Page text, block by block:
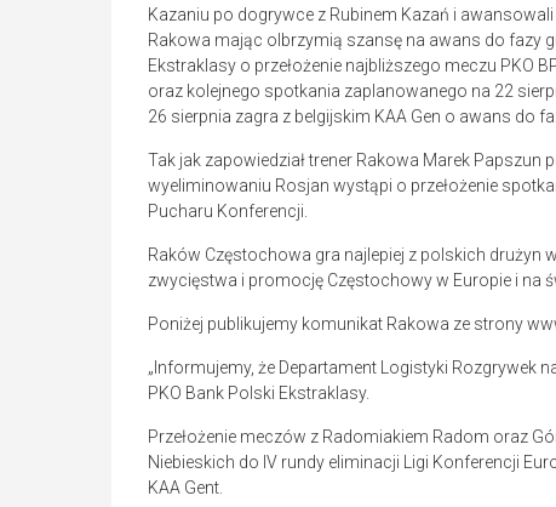
Kazaniu po dogrywce z Rubinem Kazań i
Rakowa mając olbrzymią szansę na awans do fazy
Ekstraklasy o przełożenie najbliższego meczu PKO
oraz kolejnego spotkania zaplanowanego na 22
26 sierpnia zagra z belgijskim KAA Gen o awans do
Tak jak zapowiedział trener Rakowa Marek
wyeliminowaniu Rosjan wystąpi o przełożenie
Pucharu Konferencji.
Raków Częstochowa gra najlepiej z polskich drużyn
zwycięstwa i promocję Częstochowy w Europie i na
Poniżej publikujemy komunikat Rakowa ze strony
„Informujemy, że Departament Logistyki Rozgrywek
PKO Bank Polski Ekstraklasy.
Przełożenie meczów z Radomiakiem Radom oraz
Niebieskich do IV rundy eliminacji Ligi Konferencji
KAA Gent.